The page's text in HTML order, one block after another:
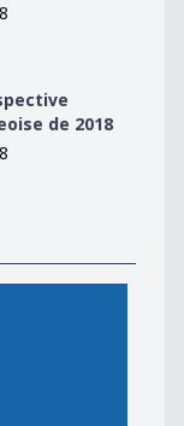
de 2018